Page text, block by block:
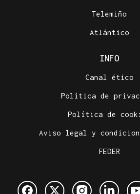
Telemiño
Atlántico
INFO
Canal ético
Política de
Política de
Aviso legal y
FEDER